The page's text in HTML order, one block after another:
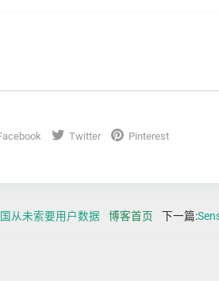
Twitter Pinterest
从未索要用户数据 博客首页 下一篇: